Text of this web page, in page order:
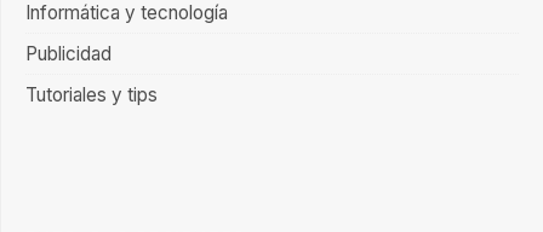
Informática y tecnología
Publicidad
Tutoriales y tips